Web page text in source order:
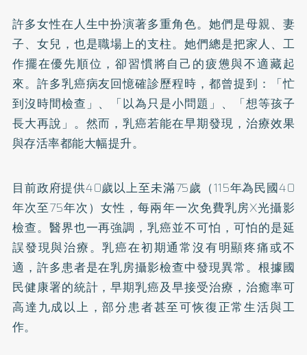
許多女性在人生中扮演著多重角色。她們是母親、妻
子、女兒，也是職場上的支柱。她們總是把家人、工
作擺在優先順位，卻習慣將自己的疲憊與不適藏起
來。許多乳癌病友回憶確診歷程時，都曾提到：「忙
到沒時間檢查」、「以為只是小問題」、「想等孩子
長大再說」。然而，乳癌若能在早期發現，治療效果
與存活率都能大幅提升。
目前政府提供40歲以上至未滿75歲（115年為民國40
年次至75年次）女性，每兩年一次免費乳房X光攝影
檢查。醫界也一再強調，乳癌並不可怕，可怕的是延
誤發現與治療。乳癌在初期通常沒有明顯疼痛或不
適，許多患者是在乳房攝影檢查中發現異常。根據國
民健康署的統計，早期乳癌及早接受治療，治癒率可
高達九成以上，部分患者甚至可恢復正常生活與工
作。